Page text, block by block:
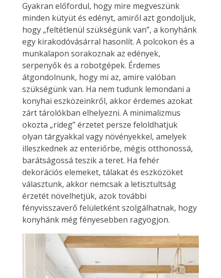
Gyakran előfordul, hogy mire megveszünk
minden kütyüt és edényt, amiről azt gondoljuk,
hogy „feltétlenül szükségünk van”, a konyhánk
egy kirakodóvásárral hasonlít. A polcokon és a
munkalapon sorakoznak az edények,
serpenyők és a robotgépek. Érdemes
átgondolnunk, hogy mi az, amire valóban
szükségünk van. Ha nem tudunk lemondani a
konyhai eszközeinkről, akkor érdemes azokat
zárt tárolókban elhelyezni. A minimalizmus
okozta „rideg” érzetet persze feloldhatjuk
olyan tárgyakkal vagy növényekkel, amelyek
illeszkednek az enteriőrbe, mégis otthonossá,
barátságossá teszik a teret. Ha fehér
dekorációs elemeket, tálakat és eszközöket
választunk, akkor nemcsak a letisztultság
érzetét növelhetjük, azok további
fényvisszaverő felületként szolgálhatnak, hogy
konyhánk még fényesebben ragyogjon.